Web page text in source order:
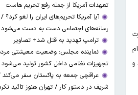
و
تعهدات آمریکا از جمله رفع تحریم هاست
آیا آمریکا تحریم‌های ایران را لغو
رسانه‌های اجتماعی دست به دست می‌شود
ترامپ تهدید به قتل شد+ تصاویر
نماینده مجلس: وضعیت معیشتی مردم
تجهیزات نظامی داخل کشور تولید می‌شود
عراقچی جمعه به پاکستان سفر می‌کند
شریف در دستور کار / تهران هنوز تائید